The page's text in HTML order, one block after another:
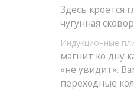
Здесь кроется
чугунная
Индукционные
магнит ко дну
«не увидит».
переходные